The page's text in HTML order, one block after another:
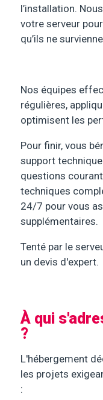
l’installation.
votre serveur
qu’ils ne
Nos équipes
régulières,
optimisent les
Pour finir, vous
support
questions
techniques
24/7 pour vous
supplémentaires.
Tenté par le
un devis d'expert.
À qui
?
L'hébergement
les projets
: